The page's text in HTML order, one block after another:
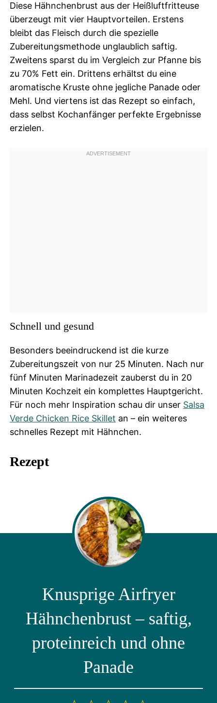
Diese Hähnchenbrust aus der Heißluftfritteuse
überzeugt mit vier Hauptvorteilen. Erstens
bleibt das Fleisch durch die spezielle
Zubereitungsmethode unglaublich saftig.
Zweitens sparst du im Vergleich zur Pfanne bis
zu 70% Fett ein. Drittens erhältst du eine
aromatische Kruste ohne jegliche Panade oder
Mehl. Und viertens ist das Rezept so einfach,
dass selbst Kochanfänger perfekte Ergebnisse
erzielen.
Schnell und gesund
Besonders beeindruckend ist die kurze
Zubereitungszeit von nur 25 Minuten. Nach nur
fünf Minuten Marinadezeit zauberst du in 20
Minuten Kochzeit ein komplettes Hauptgericht.
Für noch mehr Inspiration schau dir unser Salsa
Verde Chicken Rice Skillet an – ein weiteres
schnelles Rezept mit Hähnchen.
Rezept
Knusprige Airfryer
Hähnchenbrust – saftig,
proteinreich und ohne
Panade